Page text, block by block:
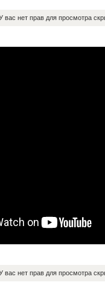
вас нет прав для просмотра
вас нет прав для просмотра